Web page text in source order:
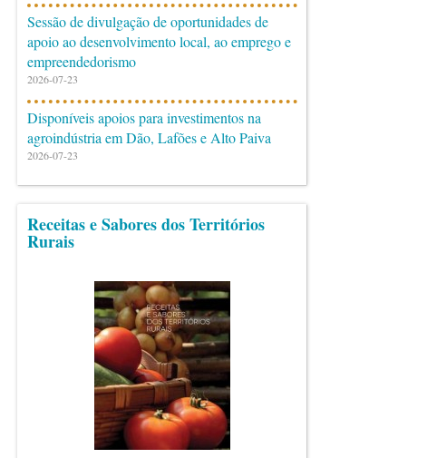
Sessão de divulgação de oportunidades de
apoio ao desenvolvimento local, ao emprego e
empreendedorismo
2026-07-23
Disponíveis apoios para investimentos na
agroindústria em Dão, Lafões e Alto Paiva
2026-07-23
Receitas e Sabores dos Territórios
Rurais